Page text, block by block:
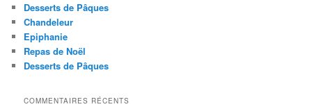
Desserts de Pâques
Chandeleur
Epiphanie
Repas de Noël
Desserts de Pâques
COMMENTAIRES RÉCENTS